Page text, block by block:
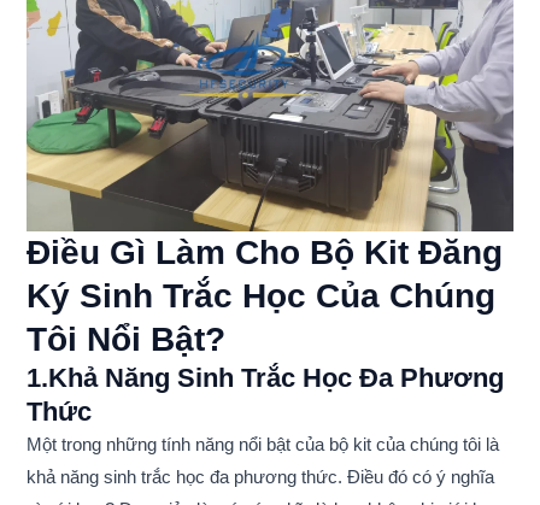
Điều Gì Làm Cho Bộ Kit Đăng
Ký Sinh Trắc Học Của Chúng
Tôi Nổi Bật?
1.Khả Năng Sinh Trắc Học Đa Phương
Thức
Một trong những tính năng nổi bật của bộ kit của chúng tôi là
khả năng sinh trắc học đa phương thức. Điều đó có ý nghĩa